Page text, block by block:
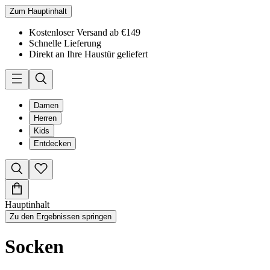
Zum Hauptinhalt
Kostenloser Versand ab €149
Schnelle Lieferung
Direkt an Ihre Haustür geliefert
Damen
Herren
Kids
Entdecken
Hauptinhalt
Zu den Ergebnissen springen
Socken